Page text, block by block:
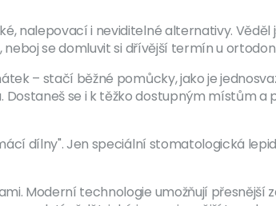
nalepovací i neviditelné alternativy.
se domluvit si dřívější termín u
– stačí běžné pomůcky, jako je
se i k těžko dostupným místům a
dílny". Jen speciální stomatologická
Moderní technologie umožňují přesnější